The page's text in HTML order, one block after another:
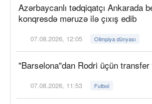
Azərbaycanlı tədqiqatçı Ankarada
konqresdə məruzə ilə çıxış edib
07.08.2026, 12:05 Olimpiya dünyası
"Barselona"dan Rodri üçün
07.08.2026, 11:53 Futbol